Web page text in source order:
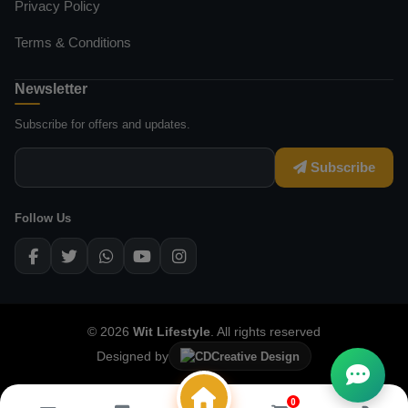
Privacy Policy
Terms & Conditions
Newsletter
Subscribe for offers and updates.
Subscribe
Follow Us
© 2026 Wit Lifestyle. All rights reserved
Designed by
Creative Design
0